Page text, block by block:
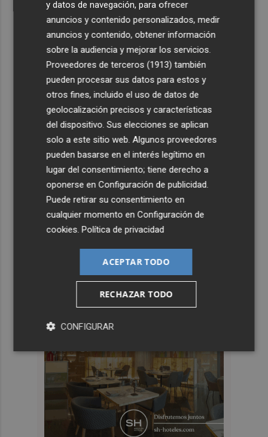
y datos de navegación, para ofrecer
anuncios y contenido personalizados, medir
anuncios y contenido, obtener información
sobre la audiencia y mejorar los servicios.
Proveedores de terceros (1913) también
pueden procesar sus datos para estos y
otros fines, incluido el uso de datos de
geolocalización precisos y características
del dispositivo. Sus elecciones se aplican
solo a este sitio web. Algunos proveedores
pueden basarse en el interés legítimo en
lugar del consentimiento; tiene derecho a
oponerse enConfiguración de publicidad
Puede retirar su consentimiento en
cualquier momento enConfiguración de
cookies .Política de privacidad
ACEPTAR TODO
RECHAZAR TODO
CONFIGURAR